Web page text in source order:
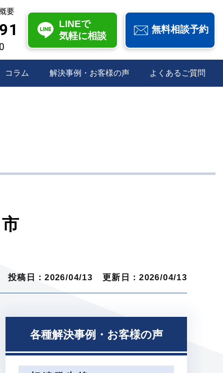
要
LINEで
気軽に相談
無料相談予約
コラム 解決事例・お客様の声 よくあるご質問
投稿日：2026/04/13 更新日：2026/04/13
各種解決事例・お客様の声